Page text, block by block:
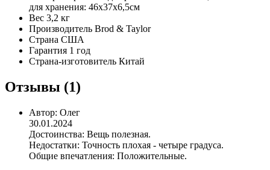
для хранения: 46х37х6,5см
Вес 3,2 кг
Производитель Brod & Taylor
Страна США
Гарантия 1 год
Страна-изготовитель Китай
Отзывы (1)
Автор: Олег
30.01.2024
Достоинства: Вещь полезная.
Недостатки: Точность плохая - четыре градуса.
Общие впечатления: Положительные.